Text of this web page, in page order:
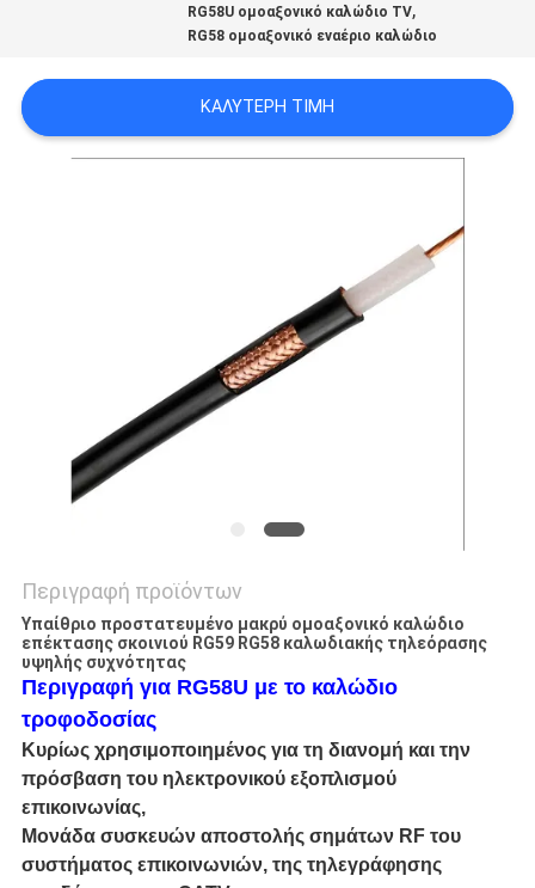
ΠΕΡΙΠΤΏΣΕΙΣ
RG58U ομοαξονικό καλώδιο TV,
RG58 ομοαξονικό εναέριο καλώδιο
ΚΑΛΎΤΕΡΗ ΤΙΜΉ
Περιγραφή προϊόντων
Υπαίθριο προστατευμένο μακρύ ομοαξονικό καλώδιο
επέκτασης σκοινιού RG59 RG58 καλωδιακής τηλεόρασης
υψηλής συχνότητας
Περιγραφή για RG58U με το καλώδιο
τροφοδοσίας
Κυρίως χρησιμοποιημένος για τη διανομή και την
πρόσβαση του ηλεκτρονικού εξοπλισμού
επικοινωνίας,
Μονάδα συσκευών αποστολής σημάτων RF του
συστήματος επικοινωνιών, της τηλεγράφησης